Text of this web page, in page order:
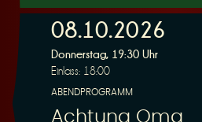
u
08.10.2026
Donnerstag, 19:30 Uhr
Einlass: 18:00
ABENDPROGRAMM
Achtung Oma